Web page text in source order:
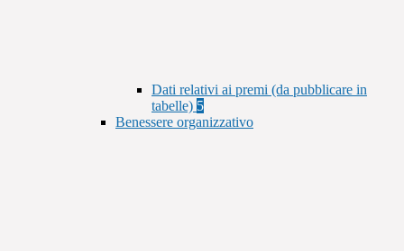
Dati relativi ai premi (da pubblicare in
tabelle) 5
Benessere organizzativo